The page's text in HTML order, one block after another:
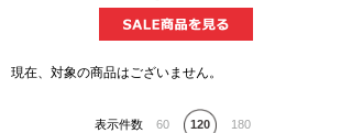
現在、対象の商品はございません。
表示件数 60 120 180